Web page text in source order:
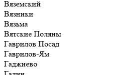
Вяземский
Вязники
Вязьма
Вятские Поляны
Гаврилов Посад
Гаврилов-Ям
Гаджиево